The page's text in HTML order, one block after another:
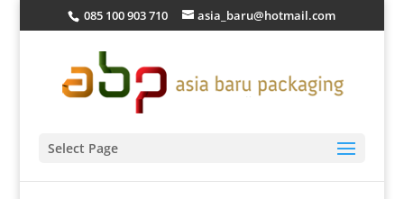
085 100 903 710 asia_baru@hotmail.com
Select Page